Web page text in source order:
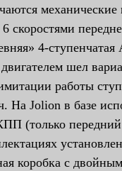
механические
скоростями
4-
шел
работы
На Jolion в базе
(только
коробка с